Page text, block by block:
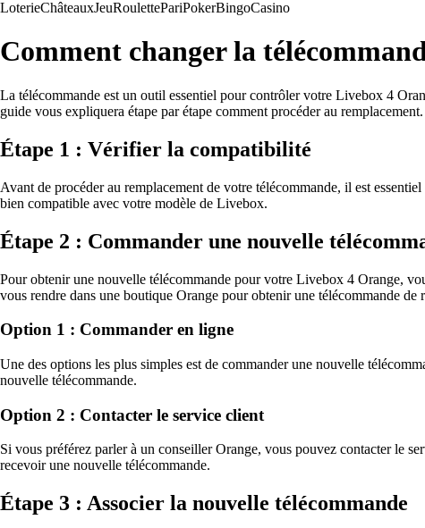
LoterieChâteauxJeuRoulettePariPokerBingoCasino
Comment changer la
La télécommande est un outil essentiel pour contrôler votre Livebox 4
guide vous expliquera étape par étape comment procéder au remplacement.
Étape 1 : Vérifier la compatibilité
Avant de procéder au remplacement de votre télécommande, il est
bien compatible avec votre modèle de Livebox.
Étape 2 : Commander une nouvelle
Pour obtenir une nouvelle télécommande pour votre Livebox 4 Orange,
vous rendre dans une boutique Orange pour obtenir une télécommande de
Option 1 : Commander en ligne
Une des options les plus simples est de commander une nouvelle
nouvelle télécommande.
Option 2 : Contacter le service client
Si vous préférez parler à un conseiller Orange, vous pouvez contacter le
recevoir une nouvelle télécommande.
Étape 3 : Associer la nouvelle télécommande